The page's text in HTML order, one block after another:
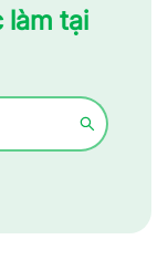
làm tại